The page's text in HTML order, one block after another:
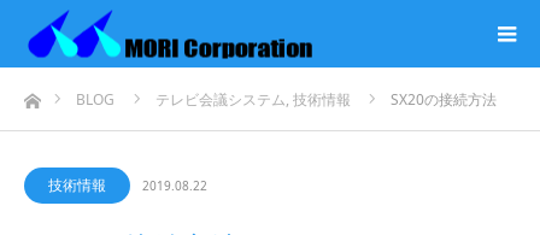
ホームBLOG テレビ会議システム, 技術情報 SX20の接続方法
技術情報 2019.08.22